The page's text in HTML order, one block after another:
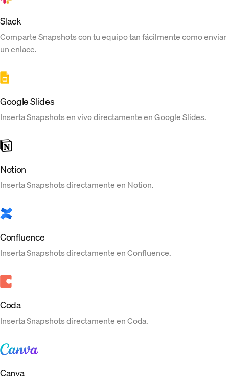
Slack
Comparte Snapshots con tu equipo tan fácilmente como enviar
un enlace.
Google Slides
Inserta Snapshots en vivo directamente en Google Slides.
Notion
Inserta Snapshots directamente en Notion.
Confluence
Inserta Snapshots directamente en Confluence.
Coda
Inserta Snapshots directamente en Coda.
Canva